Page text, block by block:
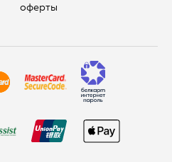
оферты